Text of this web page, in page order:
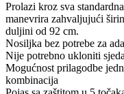
Prolazi kroz sva
manevrira zahvaljujući
duljini od 92 cm.
Nosiljka bez potrebe za
Nije potrebno ukloniti
Mogućnost prilagodbe
kombinacija